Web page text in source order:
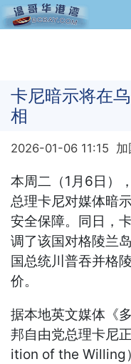
卡尼暗示将在
相
2026-01-06 11:15
本周二（1月6日）
总理卡尼对媒体暗
安全保障。同日，
调了该国对格陵兰
国总统川普吞并格
价。
据本地英文媒体《
邦自由党总理卡尼
ition of the Willing